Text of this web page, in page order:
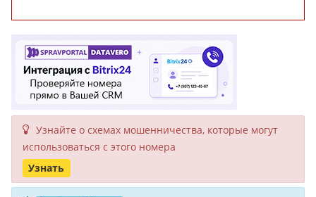
Узнайте о схемах мошенни­чества, кото­рые могут
исполь­зоваться с этого номера
Узнать